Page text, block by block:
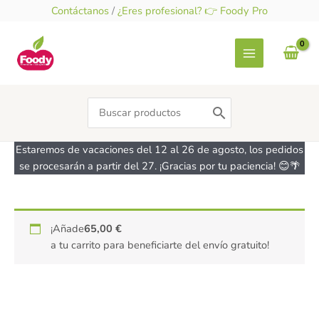
contenido
Contáctanos / ¿Eres profesional? 👉 Foody Pro
Search
for:
Estaremos de vacaciones del 12 al 26 de agosto, los pedidos
se procesarán a partir del 27. ¡Gracias por tu paciencia! 😊🌴
¡Añade65,00€
a tu carrito para beneficiarte del envío gratuito!
PURA
harina